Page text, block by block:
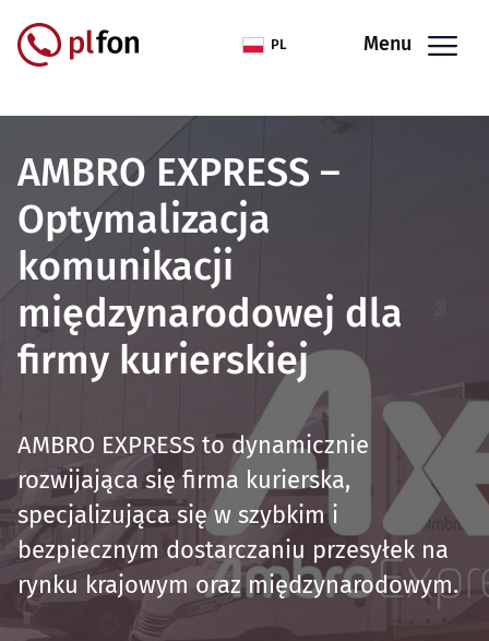
PL Menu
AMBRO EXPRESS –
Optymalizacja
komunikacji
międzynarodowej dla
firmy kurierskiej
AMBRO EXPRESS to dynamicznie
rozwijająca się firma kurierska,
specjalizująca się w szybkim i
bezpiecznym dostarczaniu przesyłek na
rynku krajowym oraz międzynarodowym.